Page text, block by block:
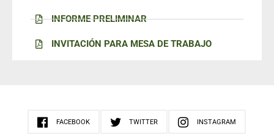
INFORME PRELIMINAR
INVITACIÓN PARA MESA DE TRABAJO
FACEBOOK TWITTER INSTAGRAM